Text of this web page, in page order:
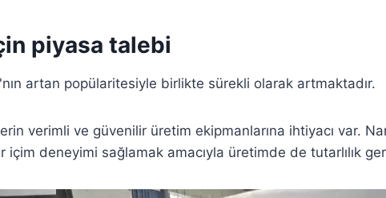
piyasa talebi
artan popülaritesiyle birlikte sürekli olarak artmaktadır.
verimli ve güvenilir üretim ekipmanlarına ihtiyacı var.
deneyimi sağlamak amacıyla üretimde de tutarlılık